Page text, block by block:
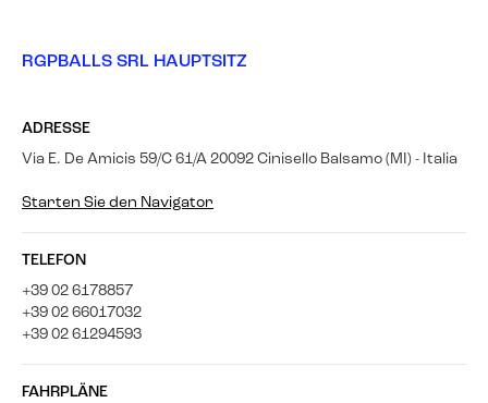
RGPBALLS SRL HAUPTSITZ
ADRESSE
Via E. De Amicis 59/C 61/A 20092 Cinisello Balsamo (MI) - Italia
Starten Sie den Navigator
TELEFON
+39 02 6178857
+39 02 66017032
+39 02 61294593
FAHRPLÄNE